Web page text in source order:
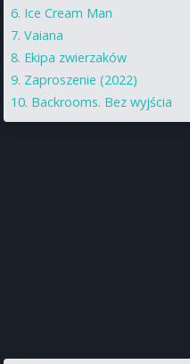
Ice Cream Man
Vaiana
Ekipa zwierzaków
Zaproszenie (2022)
Backrooms. Bez wyjścia